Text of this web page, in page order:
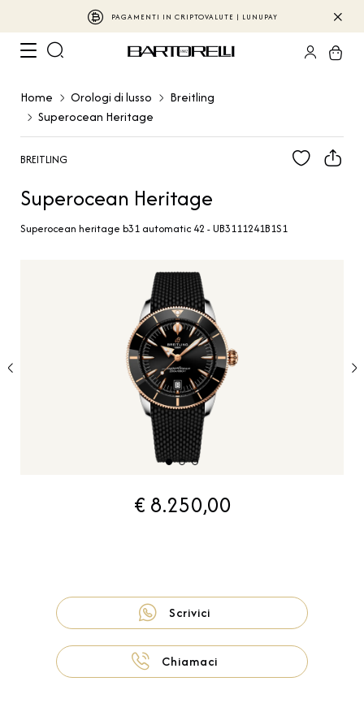
PAGAMENTI IN CRIPTOVALUTE | LUNUPAY
Home Orologi di lusso
Breitling
Superocean Heritage
BREITLING
Superocean Heritage
Superocean heritage b31 automatic 42 - UB3111241B1S1
€ 8.250,00
Scrivici
Chiamaci